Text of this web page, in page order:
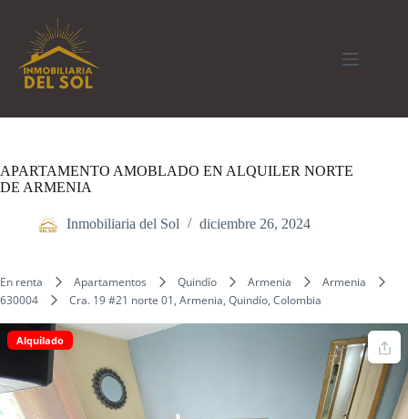
contenido
APARTAMENTO AMOBLADO EN ALQUILER NORTE
DE ARMENIA
Inmobiliaria del Sol diciembre 26, 2024
En renta Apartamentos Quindío Armenia
Armenia
630004
Cra. 19 #21 norte 01, Armenia, Quindío, Colombia
Alquilado